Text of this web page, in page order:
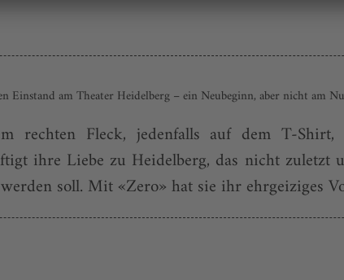
Einstand am Theater Heidelberg – ein Neubeginn, aber nicht am
rechten Fleck, jedenfalls auf dem T-
ihre Liebe zu Heidelberg, das nicht
soll. Mit «Zero» hat sie ihr ehrgeiziges